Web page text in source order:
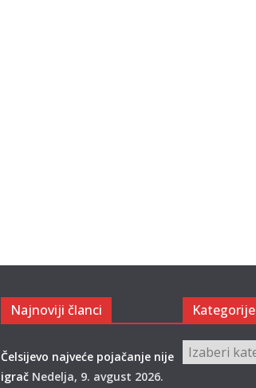
Najnoviji članci
Čelsijevo najveće pojačanje nije
igrač Nedelja, 9. avgust 2026.
Kategorije
Kategorije